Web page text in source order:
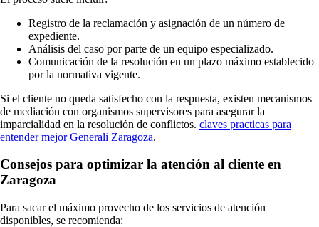
Registro de la reclamación y asignación de un número de
expediente.
Análisis del caso por parte de un equipo especializado.
Comunicación de la resolución en un plazo máximo establecido
por la normativa vigente.
Si el cliente no queda satisfecho con la respuesta, existen mecanismos
de mediación con organismos supervisores para asegurar la
imparcialidad en la resolución de conflictos. claves practicas para
entender mejor Generali Zaragoza.
Consejos para optimizar la atención al cliente en
Zaragoza
Para sacar el máximo provecho de los servicios de atención
disponibles, se recomienda: